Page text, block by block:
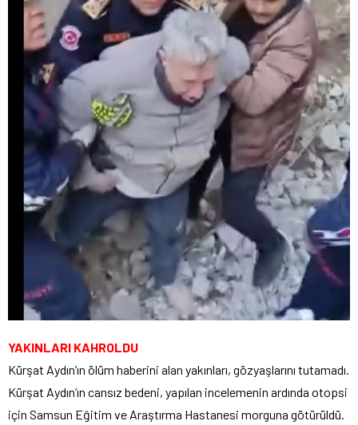
YAKINLARI KAHROLDU
Kürşat Aydın’ın ölüm haberini alan yakınları, gözyaşlarını tutamadı.
Kürşat Aydın’ın cansız bedeni, yapılan incelemenin ardında otopsi
için Samsun Eğitim ve Araştırma Hastanesi morguna götürüldü.